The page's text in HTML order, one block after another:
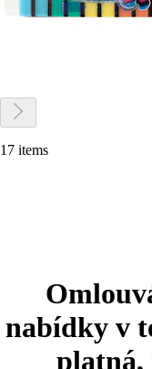
17 items
nabídky v
platná,